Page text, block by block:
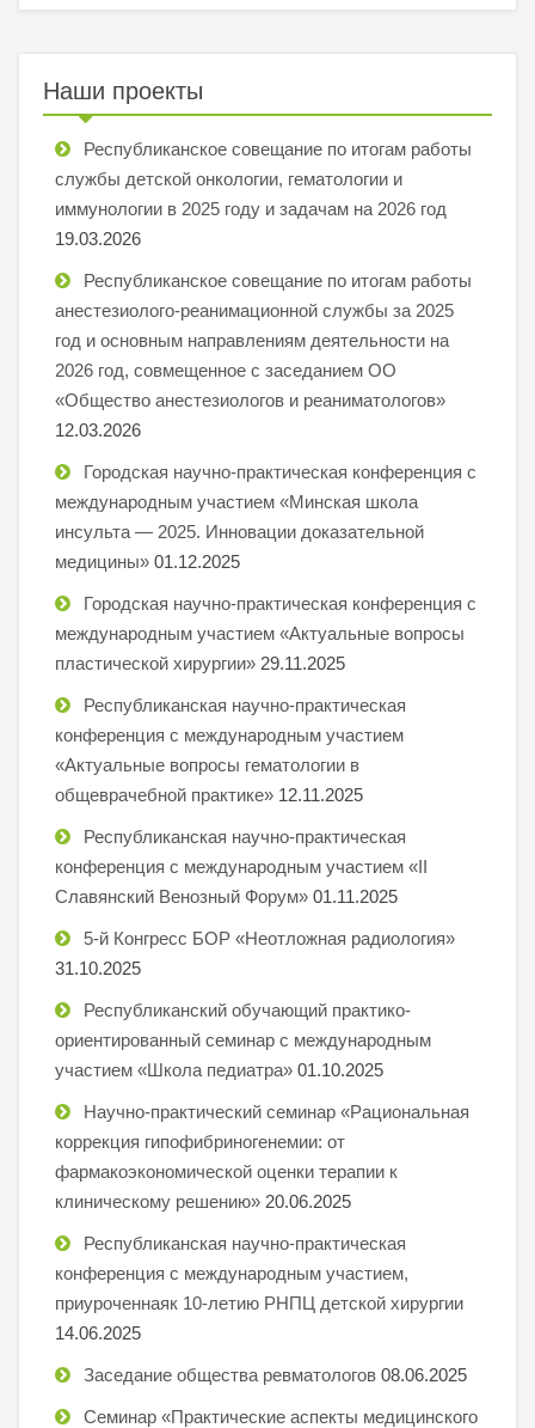
Наши проекты
Республиканское совещание по итогам работы
службы детской онкологии, гематологии и
иммунологии в 2025 году и задачам на 2026 год
19.03.2026
Республиканское совещание по итогам работы
анестезиолого-реанимационной службы за 2025
год и основным направлениям деятельности на
2026 год, совмещенное с заседанием ОО
«Общество анестезиологов и реаниматологов»
12.03.2026
Городская научно-практическая конференция с
международным участием «Минская школа
инсульта — 2025. Инновации доказательной
медицины» 01.12.2025
Городская научно-практическая конференция с
международным участием «Актуальные вопросы
пластической хирургии» 29.11.2025
Республиканская научно-практическая
конференция с международным участием
«Актуальные вопросы гематологии в
общеврачебной практике» 12.11.2025
Республиканская научно-практическая
конференция с международным участием «II
Славянский Венозный Форум» 01.11.2025
5-й Конгресс БОР «Неотложная радиология»
31.10.2025
Республиканский обучающий практико-
ориентированный семинар с международным
участием «Школа педиатра» 01.10.2025
Научно-практический семинар «Рациональная
коррекция гипофибриногенемии: от
фармакоэкономической оценки терапии к
клиническому решению» 20.06.2025
Республиканская научно-практическая
конференция с международным участием,
приуроченнаяк 10-летию РНПЦ детской хирургии
14.06.2025
Заседание общества ревматологов 08.06.2025
Семинар «Практические аспекты медицинского